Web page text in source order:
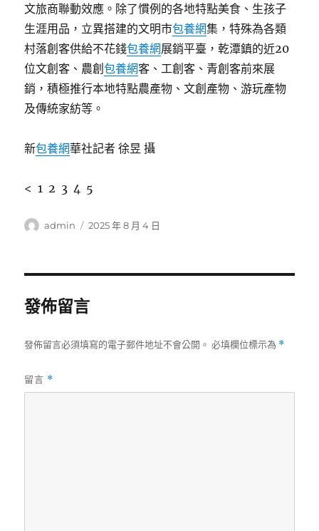
文旅商聯動效應。除了慣例的各地特點美食、生孩子
生涯用品，立異搭建的文明市包養網集，特殊為各類
村落創客供給不花錢包養網展銷平臺，乾潭鎮的近20
位文創客、農創包養網客、工創客、青創客前來展
銷，積極推行本地特點農產物、文創產物、游玩產物
及傳統家紡等。
新包養網華社記者 徐昱 攝
< 1 2 3 4 5
作
admin
發
2025 年 8 月 4 日
發佈留言
發佈留言必須填寫的電子郵件地址不會公開。 必填欄位標示為 *
留言 *